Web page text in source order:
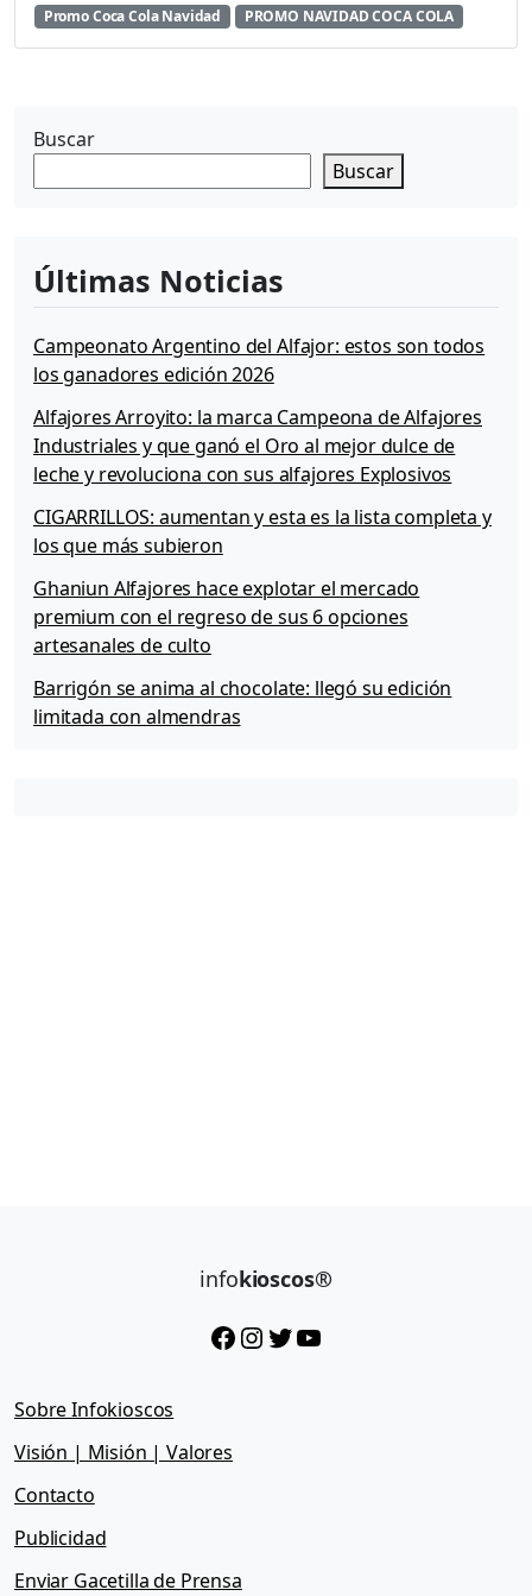
Promo Coca Cola Navidad
PROMO NAVIDAD COCA COLA
Buscar
Buscar
Últimas Noticias
Campeonato Argentino del Alfajor: estos son todos
los ganadores edición 2026
Alfajores Arroyito: la marca Campeona de Alfajores
Industriales y que ganó el Oro al mejor dulce de
leche y revoluciona con sus alfajores Explosivos
CIGARRILLOS: aumentan y esta es la lista completa y
los que más subieron
Ghaniun Alfajores hace explotar el mercado
premium con el regreso de sus 6 opciones
artesanales de culto
Barrigón se anima al chocolate: llegó su edición
limitada con almendras
infokioscos®
Facebook InstagramTwitter YouTube
Sobre Infokioscos
Visión | Misión | Valores
Contacto
Publicidad
Enviar Gacetilla de Prensa